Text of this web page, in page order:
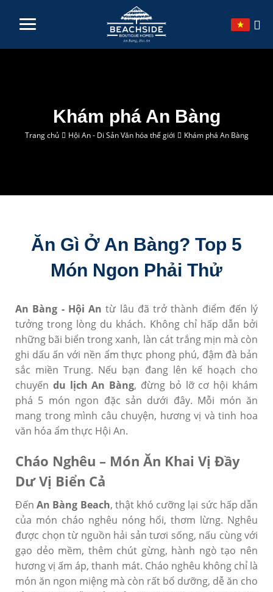
BỘ SƯU TẬP
Khám phá An Bàng
Trang chủ Hội An - Di Sản Văn hóa thế giới Khám phá An Bàng
Ăn Gì Ở An Bàng? Top 5
Món Ngon Phải Thử
An Bàng - Hội An từ lâu đã trở thành điểm đến lý
tưởng trong lòng du khách. Không chỉ hấp dẫn bởi
những bãi biển trong xanh, làn cát trắng mịn mà còn
ghi dấu ấn với nền ẩm thực phong phú, đậm đà bản
sắc miền Trung. Nếu bạn đang lên kế hoạch cho
chuyến du lịch An Bàng, đừng bỏ lỡ cơ hội khám
phá 5 món ngon đặc sản dưới đây. Mỗi món ăn
mang trong mình câu chuyện, hương vị và tinh hoa
văn hóa ẩm thực Hội An.
Cháo Nghêu – Món Ăn Khai Vị Đầy
Dư Vị Biển Cả
ĐếnAn Bàng Beach, thật khó cưỡng lại sức hấp dẫn
của món cháo nghêu nóng hổi, thơm lừng. Nghêu
được chọn từ nguồn hải sản tươi sống, nấu cùng với
gạo dẻo mềm, thêm chút gừng, hành ngò tạo nên
hương vị ấm áp, thanh mát. Cháo nghêu không chỉ là
món ăn ngon miệng mà còn rất bổ dưỡng, dễ ăn cho